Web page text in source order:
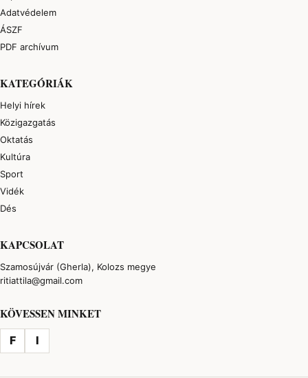
Adatvédelem
ÁSZF
PDF archívum
KATEGÓRIÁK
Helyi hírek
Közigazgatás
Oktatás
Kultúra
Sport
Vidék
Dés
KAPCSOLAT
Szamosújvár (Gherla), Kolozs megye
ritiattila@gmail.com
KÖVESSEN MINKET
F I